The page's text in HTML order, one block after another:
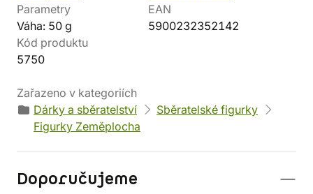
Parametry
Váha: 50 g
EAN
5900232352142
Kód produktu
5750
Zařazeno v kategoriích
Dárky a sběratelství
Sběratelské figurky
Figurky Zeměplocha
Doporučujeme